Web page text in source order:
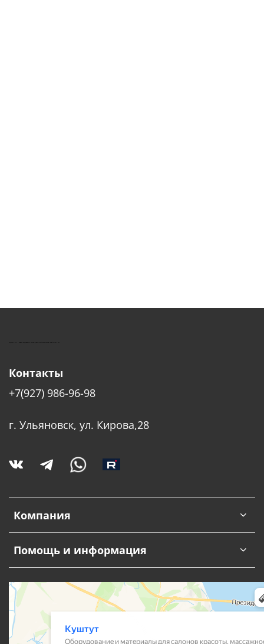
КУШТУТ - ОБОРУДОВАНИЕ ДЛЯ САЛОНОВ КРАСОТЫ
Компания
Помощь и информация
Контакты
+7(927) 986-96-98
г. Ульяновск, ул. Кирова,28